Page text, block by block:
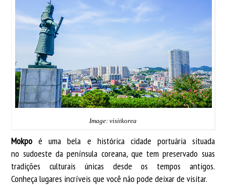
Image: visitkorea
Mokpo é uma bela e histórica cidade portuária situada
no sudoeste da península coreana, que tem preservado suas
tradições culturais únicas desde os tempos antigos.
Conheça lugares incríveis que você não pode deixar de visitar.